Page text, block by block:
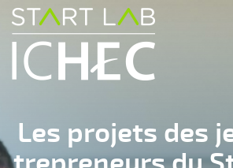
Aller au contenu principal
Les projets des